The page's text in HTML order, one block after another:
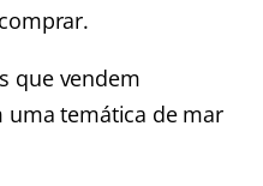
que vendem
uma temática de mar